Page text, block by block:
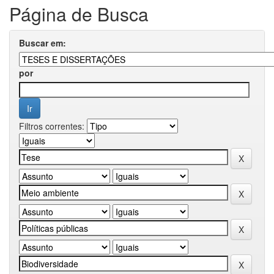
Página de Busca
Buscar em:
por
Filtros correntes: